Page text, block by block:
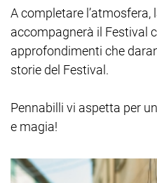
A completare l’atmosfera,
accompagnerà il Festival
approfondimenti che
storie del Festival.
Pennabilli vi aspetta per
e magia!